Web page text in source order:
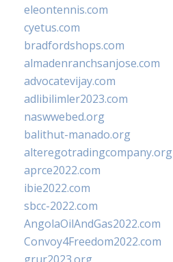
eleontennis.com
cyetus.com
bradfordshops.com
almadenranchsanjose.com
advocatevijay.com
adlibilimler2023.com
naswwebed.org
balithut-manado.org
alteregotradingcompany.org
aprce2022.com
ibie2022.com
sbcc-2022.com
AngolaOilAndGas2022.com
Convoy4Freedom2022.com